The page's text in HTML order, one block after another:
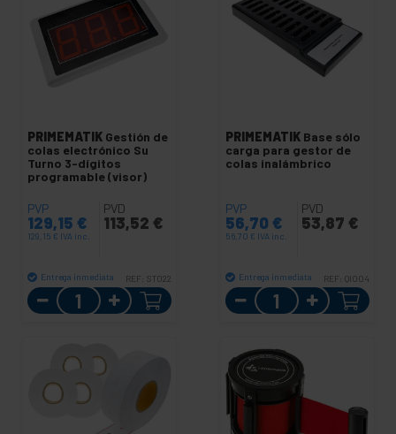
PRIMEMATIK Gestión de
colas electrónico Su
Turno 3-dígitos
programable (visor)
PVP
129,15 €
129,15 € IVA inc.
PVD
113,52 €
Entrega inmediata REF: ST022
Cantidad
PRIMEMATIK Base sólo
carga para gestor de
colas inalámbrico
PVP
56,70 €
56,70 € IVA inc.
PVD
53,87 €
Entrega inmediata REF: QI004
Cantidad